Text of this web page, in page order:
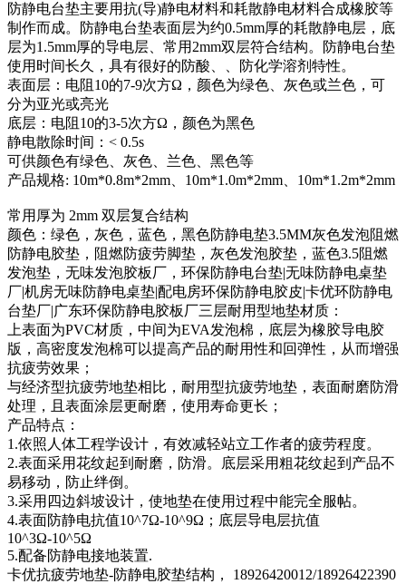
防静电台垫主要用抗(导)静电材料和耗散静电材料合成橡胶等
制作而成。防静电台垫表面层为约0.5mm厚的耗散静电层，底
层为1.5mm厚的导电层、常用2mm双层符合结构。防静电台垫
使用时间长久，具有很好的防酸、、防化学溶剂特性。
表面层：电阻10的7-9次方Ω，颜色为绿色、灰色或兰色，可
分为亚光或亮光
底层：电阻10的3-5次方Ω，颜色为黑色
静电散除时间：< 0.5s
可供颜色有绿色、灰色、兰色、黑色等
产品规格: 10m*0.8m*2mm、10m*1.0m*2mm、10m*1.2m*2mm
常用厚为 2mm 双层复合结构
颜色：绿色，灰色，蓝色，黑色防静电垫3.5MM灰色发泡阻燃
防静电胶垫，阻燃防疲劳脚垫，灰色发泡胶垫，蓝色3.5阻燃
发泡垫，无味发泡胶板厂，环保防静电台垫|无味防静电桌垫
厂|机房无味防静电桌垫|配电房环保防静电胶皮|卡优环防静电
台垫厂|广东环保防静电胶板厂三层耐用型地垫材质：
上表面为PVC材质，中间为EVA发泡棉，底层为橡胶导电胶
版，高密度发泡棉可以提高产品的耐用性和回弹性，从而增强
抗疲劳效果；
与经济型抗疲劳地垫相比，耐用型抗疲劳地垫，表面耐磨防滑
处理，且表面涂层更耐磨，使用寿命更长；
产品特点：
1.依照人体工程学设计，有效减轻站立工作者的疲劳程度。
2.表面采用花纹起到耐磨，防滑。底层采用粗花纹起到产品不
易移动，防止绊倒。
3.采用四边斜坡设计，使地垫在使用过程中能完全服帖。
4.表面防静电抗值10^7Ω-10^9Ω；底层导电层抗值
10^3Ω-10^5Ω
5.配备防静电接地装置.
卡优抗疲劳地垫-防静电胶垫结构， 18926420012/18926422390